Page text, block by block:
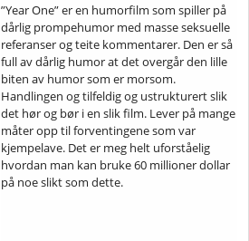
”Year One” er en humorfilm som spiller på
dårlig prompehumor med masse seksuelle
referanser og teite kommentarer. Den er så
full av dårlig humor at det overgår den lille
biten av humor som er morsom.
Handlingen og tilfeldig og ustrukturert slik
det hør og bør i en slik film. Lever på mange
måter opp til forventingene som var
kjempelave. Det er meg helt uforståelig
hvordan man kan bruke 60 millioner dollar
på noe slikt som dette.